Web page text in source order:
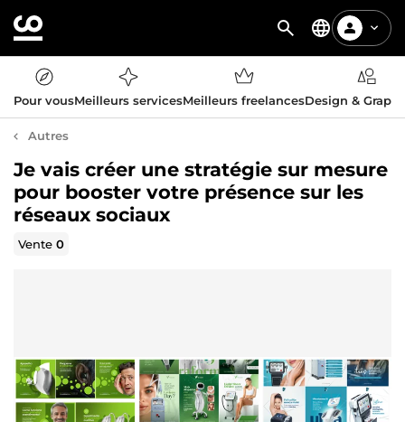
Pour vousMeilleurs servicesMeilleurs freelancesDesign &
Autres
Je vais créer une stratégie sur mesure
pour booster votre présence sur les
réseaux sociaux
Vente0